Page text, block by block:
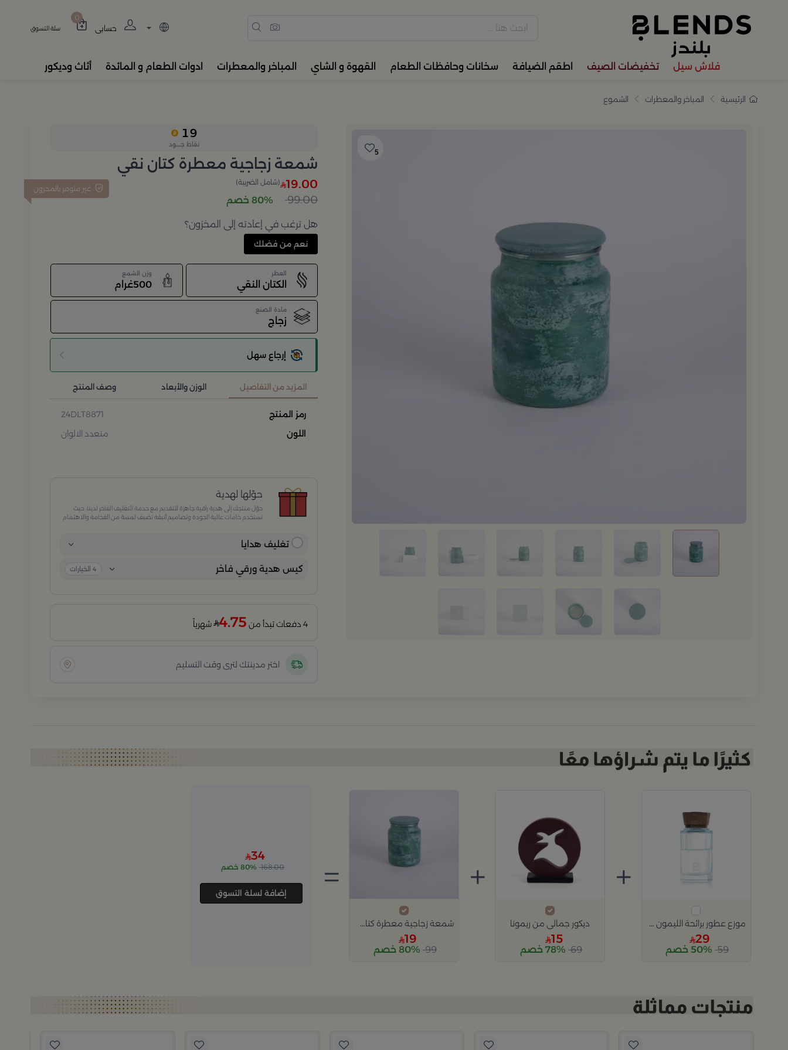
تسوّق من بلندز تشكيلة تضم ترامس القهوة والشاي، أدوات المائدة، المباخر، والفواحات
حسابي
0
سلة التسوق
فلاش سيل تخفيضات الصيف اطقم الضيافة سخانات وحافظات الطعام القهوة و الشاي المباخر والمعطرات ادوات الطعام و المائدة أثاث وديكور
الرئيسية المباخر والمعطرات الشموع
5
19
نقاط جــــود
شمعة زجاجية معطرة كتان نقي
غير متوفر بالمخزون 19.00 (شامل الضريبة)
99.00 80% خصم
هل ترغب في إعادته إلى المخزون؟
نعم من فضلك
العطر
الكتان النقي
وزن الشمع
500غرام
مادة الصنع
زجاج
إرجاع سهل
المزيد من التفاصيل
رمز المنتج
24DLT8871
اللون
متعدد الالوان
الوزن والأبعاد وصف المنتج
حوّلها لهدية
حوّل منتجك إلى هدية راقية جاهزة للتقديم مع خدمة التغليف الفاخر لدينا، حيث
نستخدم خامات عالية الجودة وتصاميم أنيقة تضيف لمسة من الفخامة والاهتمام
تغليف هدايا
كيس هدية ورقي فاخر 4الخيارات
4 دفعات تبدأ من 4.75 شهرياً
اختر مدينتك لترى وقت التسليم
موزع عطور برائحة الليمون والبرغموت 200 مل
29
59 50% خصم
+
ديكور جمالي من ريمونا
15
69 78% خصم
+
شمعة زجاجية معطرة كتان نقي
19
99 80% خصم
=
34
168.00 80% خصم
إضافة لسلة التسوق